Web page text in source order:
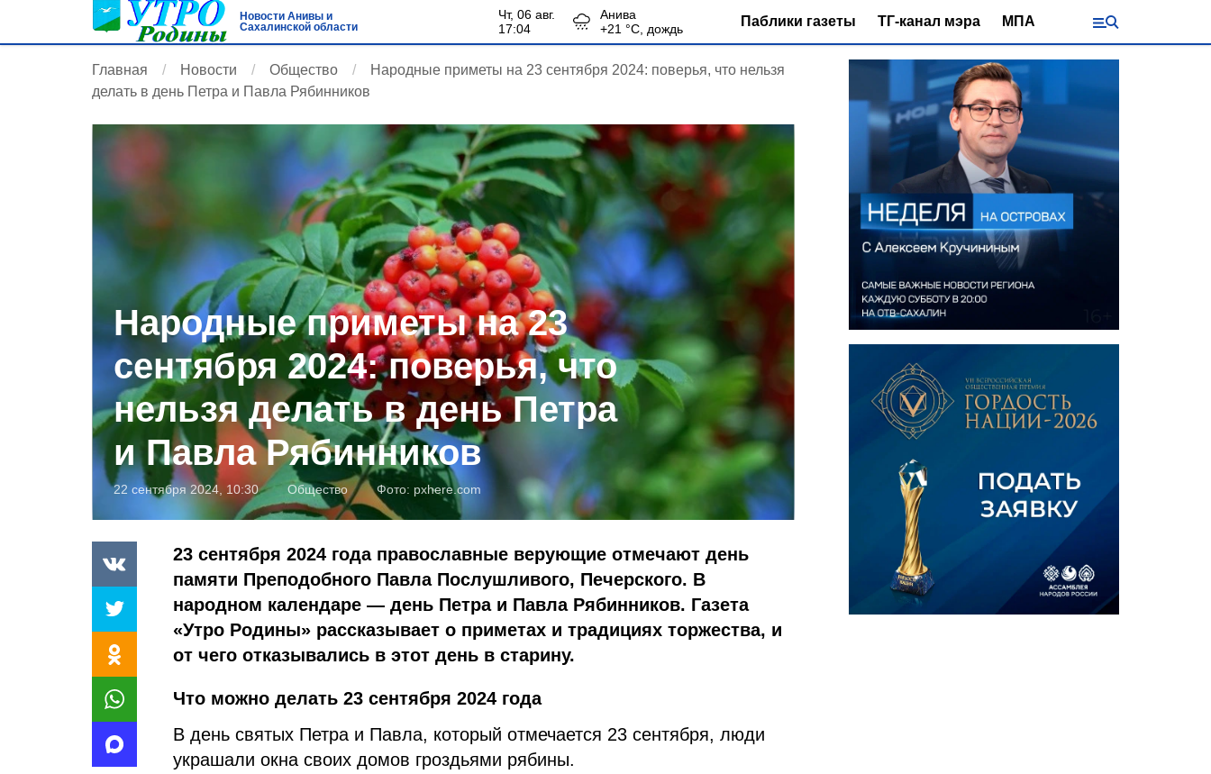
Новости Анивы и
Сахалинской области
чт, 06 авг.
17:04
Анива
+21 °С, дождь Паблики газеты ТГ-канал мэра МПА
Главная Новости Общество
Народные приметы на 23 сентября 2024: поверья, что нельзя
делать в день Петра и Павла Рябинников
Народные приметы на 23
сентября 2024: поверья, что
нельзя делать в день Петра
и Павла Рябинников
22 сентября 2024, 10:30 Общество Фото: pxhere.com
23 сентября 2024 года православные верующие отмечают день
памяти Преподобного Павла Послушливого, Печерского. В
народном календаре — день Петра и Павла Рябинников. Газета
«Утро Родины» рассказывает о приметах и традициях торжества, и
от чего отказывались в этот день в старину.
Что можно делать 23 сентября 2024 года
В день святых Петра и Павла, который отмечается 23 сентября, люди
украшали окна своих домов гроздьями рябины.